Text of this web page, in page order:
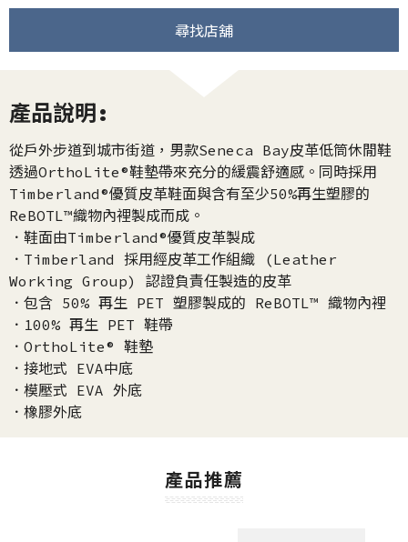
尋找店舖
產品說明:
從戶外步道到城市街道，男款Seneca Bay皮革低筒休閒鞋
透過OrthoLite®鞋墊帶來充分的緩震舒適感。同時採用
Timberland®優質皮革鞋面與含有至少50%再生塑膠的
ReBOTL™織物內裡製成而成。
．鞋面由Timberland®優質皮革製成
．Timberland 採用經皮革工作組織 (Leather
Working Group) 認證負責任製造的皮革
．包含 50% 再生 PET 塑膠製成的 ReBOTL™ 織物內裡
．100% 再生 PET 鞋帶
．OrthoLite® 鞋墊
．接地式 EVA中底
．模壓式 EVA 外底
．橡膠外底
產品推薦